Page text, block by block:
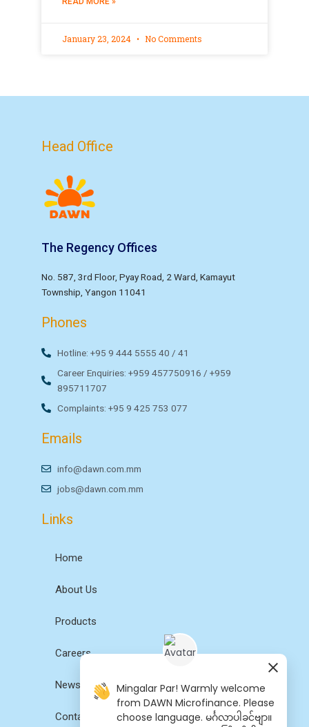
January 23, 2024 No Comments
Head Office
The Regency Offices
No. 587, 3rd Floor, Pyay Road, 2 Ward, Kamayut
Township, Yangon 11041
Phones
Hotline: +95 9 444 5555 40 / 41
Career Enquiries: +959 457750916 / +959
895711707
Complaints: +95 9 425 753 077
Emails
info@dawn.com.mm
jobs@dawn.com.mm
Links
Home
About Us
Products
Careers
News
Contact Us
Mingalar Par! Warmly welcome
from DAWN Microfinance. Please
choose language. မင်္ဂလာပါခင်ဗျာ။